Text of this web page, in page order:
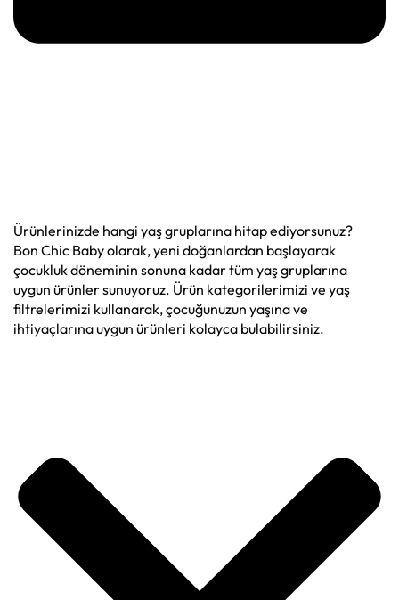
Ürünlerinizde hangi yaş gruplarına hitap ediyorsunuz?
Bon Chic Baby olarak, yeni doğanlardan başlayarak
çocukluk döneminin sonuna kadar tüm yaş gruplarına
uygun ürünler sunuyoruz. Ürün kategorilerimizi ve yaş
filtrelerimizi kullanarak, çocuğunuzun yaşına ve
ihtiyaçlarına uygun ürünleri kolayca bulabilirsiniz.